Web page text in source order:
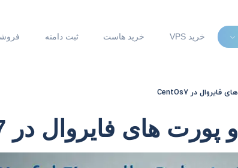
خرید VPS خرید هاست ثبت دامنه